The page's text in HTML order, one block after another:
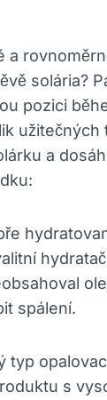
a
solária?
pozici
užitečných
a
spálení.
typ
s